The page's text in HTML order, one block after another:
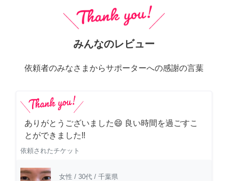
みんなのレビュー
依頼者のみなさまからサポーターへの感謝の言葉
ありがとうございました😄 良い時間を過ごすこ
とができました‼️
依頼されたチケット
女性 / 30代 / 千葉県